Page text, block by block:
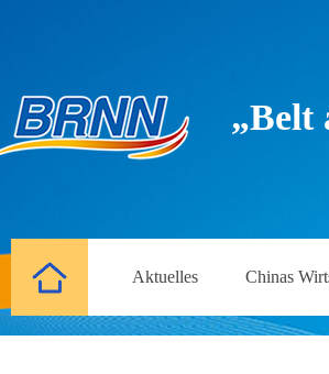
„Belt
Aktuelles Chinas